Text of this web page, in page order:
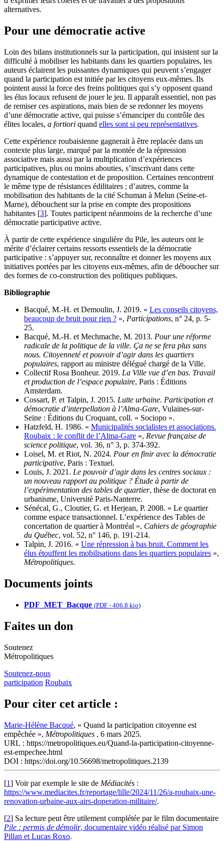
alternatives.
Pour une démocratie active
Loin des bilans institutionnels sur la participation, qui insistent sur la
difficulté à mobiliser les habitants dans les quartiers populaires, les
auteurs éclairent les puissantes dynamiques qui peuvent s’engager
quand la participation est initiée par les citoyens eux-mêmes. Ils
pointent aussi la force des freins politiques qui s’y opposent quand
les élus locaux refusent de jouer le jeu. Il apparaît essentiel, non pas
de remiser ces aspirations, mais bien de se redonner les moyens
d’une démocratie active, qui puisse s’émanciper du contrôle des
élites locales, a fortiori quand elles sont si peu représentatives.
Cette expérience roubaisienne gagnerait à être replacée dans un
contexte plus large, marqué par la montée de la répression
associative mais aussi par la multiplication d’expériences
participatives, plus ou moins abouties, s’inscrivant dans cette
dynamique de contestation et de proposition. Certaines rencontrent
le même type de résistances édilitaires ; d’autres, comme la
mobilisation des habitants de la cité Schuman à Melun (Seine-et-
Marne), débouchent sur la prise en compte des propositions
habitantes [3]. Toutes participent néanmoins de la recherche d’une
démocratie participative active.
À partir de cette expérience singulière du Pile, les auteurs ont le
mérite d’éclairer certains ressorts essentiels de la démocratie
participative : s’appuyer sur, reconnaître et donner les moyens aux
initiatives portées par les citoyens eux-mêmes, afin de déboucher sur
des formes de co-construction des politiques publiques.
Bibliographie
Bacqué, M.-H. et Demoulin, J. 2019. « Les conseils citoyens,
beaucoup de bruit pour rien ? », Participations, n° 24, p. 5-
25.
Bacqué, M.-H. et Mechmache, M. 2013. Pour une réforme
radicale de la politique de la ville. Ça ne se fera plus sans
nous. Citoyenneté et pouvoir d’agir dans les quartiers
populaires, rapport au ministre délégué chargé de la Ville.
Collectif Rosa Bonheur. 2019. La Ville vue d’en bas. Travail
et production de l’espace populaire, Paris : Éditions
Amsterdam.
Cossart, P. et Talpin, J. 2015. Lutte urbaine. Participation et
démocratie d’interpellation à l’Alma-Gare, Vulaines-sur-
Seine : Éditions du Croquant, coll. « Sociopo ».
Hatzfeld, H. 1986. « Municipalités socialistes et associations.
Roubaix : le conflit de l’Alma-Gare », Revue française de
science politique, vol. 36, n° 3, p. 374-392.
Loisel, M. et Riot, N. 2024. Pour en finir avec la démocratie
participative, Paris : Textuel.
Louis, J. 2021. Le pouvoir d’agir dans les centres sociaux :
un nouveau rapport au politique ? Étude à partir de
l’expérimentation des tables de quartier, thèse de doctorat en
urbanisme, Université Paris-Nanterre.
Sénécal, G., Cloutier, G. et Herjean, P. 2008. « Le quartier
comme espace transactionnel. L’expérience des Tables de
concertation de quartier à Montréal », Cahiers de géographie
du Québec, vol. 52, n° 146, p. 191-214.
Talpin, J. 2016. « Une répression à bas bruit. Comment les
élus étouffent les mobilisations dans les quartiers populaires »,
Métropolitiques.
Documents joints
PDF_MET_Bacque (PDF - 406.8 kio)
Faites un don
Soutenez
Métropolitiques
Soutenez-nous
participation Roubaix
Pour citer cet article :
Marie-Hélène Bacqué, « Quand la participation citoyenne est
empêchée », Métropolitiques , 6 mars 2025.
URL : https://metropolitiques.eu/Quand-la-participation-citoyenne-
est-empechee.html
DOI : https://doi.org/10.56698/metropolitiques.2139
[1] Voir par exemple le site de Médiacités :
https://www.mediacites.fr/reportage/lille/2024/11/26/a-roubaix-une-
renovation-urbaine-aux-airs-doperation-militaire/.
[2] Sa lecture peut être utilement complétée par le film documentaire
Pile : permis de démolir, documentaire vidéo réalisé par Simon
Pillan et Lucas Roxo.